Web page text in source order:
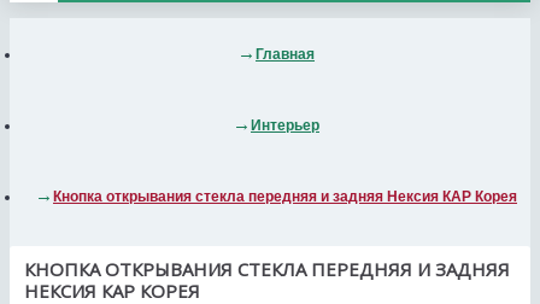
Главная
Интерьер
Кнопка открывания стекла передняя и задняя Нексия КАР Корея
КНОПКА ОТКРЫВАНИЯ СТЕКЛА ПЕРЕДНЯЯ И ЗАДНЯЯ
НЕКСИЯ КАР КОРЕЯ